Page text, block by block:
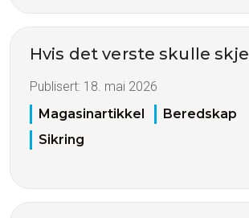
Hvis det verste skulle skje
Publisert: 18. mai 2026
Magasinartikkel
Beredskap
Sikring